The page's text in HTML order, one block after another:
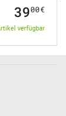
verfügbar
3900€